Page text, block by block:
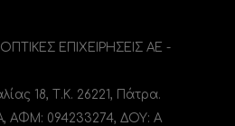
ΕΠΙΧΕΙΡΗΣΕΙΣ ΑΕ -
18, Τ.Κ. 26221, Πάτρα.
ΑΦΜ: 094233274, ΔΟΥ: A